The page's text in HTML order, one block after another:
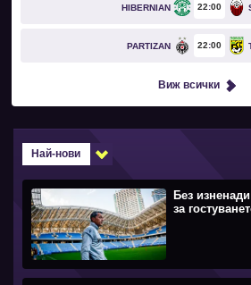
HIBERNIAN 22 00
PARTIZAN 22 00
Виж всички
Най-нови
Без
за